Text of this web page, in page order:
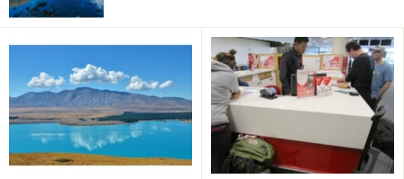
※このデータは記事公開時点のものです。
※記事内容は執筆時点のものです。最新の内容をご確認くださ
※海外を訪れる際には最新情報の入手に努め、「 外務省 海外安全
ホームページ」を確認するなど、安全確保に十分注意を払ってく
ださい。